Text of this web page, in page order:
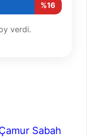
%16
verdi.
Sabah